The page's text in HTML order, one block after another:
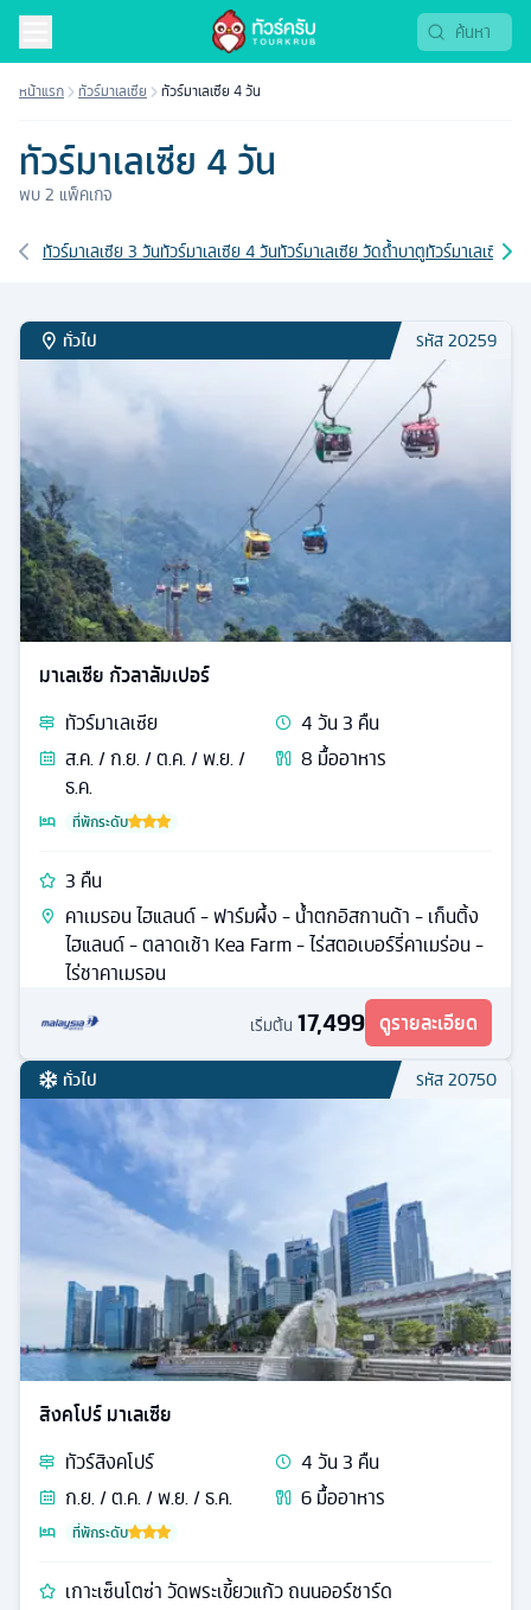
หน้าแรก ทัวร์มาเลเซีย ทัวร์มาเลเซีย 4 วัน
ทัวร์มาเลเซีย 4 วัน
พบ2 แพ็คเกจ
เส้นทางที่เกี่ยวข้อง
ทัวร์มาเลเซีย 3 วันทัวร์มาเลเซีย 4 วันทัวร์มาเลเซีย วัดถํ้าบาตูทัวร์มาเลเซีย เ
ทั่วไป รหัส20259
มาเลเซีย กัวลาลัมเปอร์
ทัวร์มาเลเซีย 4วัน3 คืน
ส.ค. / ก.ย. / ต.ค. / พ.ย. /
ธ.ค.
8 มื้ออาหาร
ที่พักระดับ
3 คืน
คาเมรอน ไฮแลนด์ - ฟาร์มผึ้ง - น้ำตกอิสกานด้า - เก็นติ้ง
ไฮแลนด์ - ตลาดเช้า Kea Farm - ไร่สตอเบอร์รี่คาเมร่อน -
ไร่ชาคาเมรอน
เริ่มต้น 17,499 ดูรายละเอียด
ทั่วไป รหัส20750
สิงคโปร์ มาเลเซีย
ทัวร์สิงคโปร์ 4วัน3 คืน
ก.ย. / ต.ค. / พ.ย. / ธ.ค.
6มื้ออาหาร
ที่พักระดับ
เกาะเซ็นโตซ่า วัดพระเขี้ยวแก้ว ถนนออร์ชาร์ด